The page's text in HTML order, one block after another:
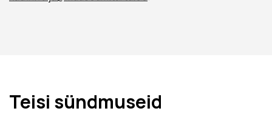
Teisi sündmuseid